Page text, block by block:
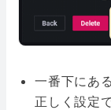
一番下にあ
正しく設定